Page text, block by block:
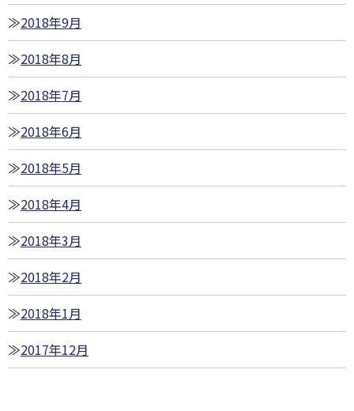
2018年9月
2018年8月
2018年7月
2018年6月
2018年5月
2018年4月
2018年3月
2018年2月
2018年1月
2017年12月